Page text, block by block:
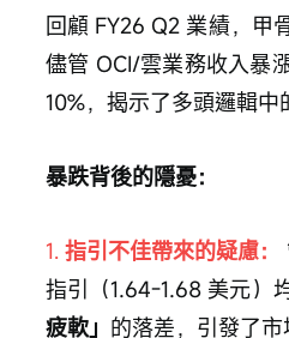
回顧 FY26 Q2 業績，甲
儘管 OCI/雲業務收入暴
10%，揭示了多頭邏輯中
暴跌背後的隱憂：
1. 指引不佳帶來的疑慮：
指引（1.64-1.68 美元）
疲軟」 的落差，引發了